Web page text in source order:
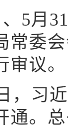
5月31
常委
议。
习近
通。